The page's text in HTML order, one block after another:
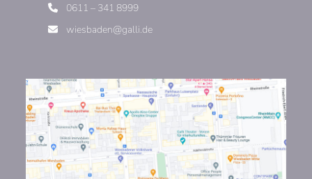
0611 – 341 8999
wiesbaden@galli.de